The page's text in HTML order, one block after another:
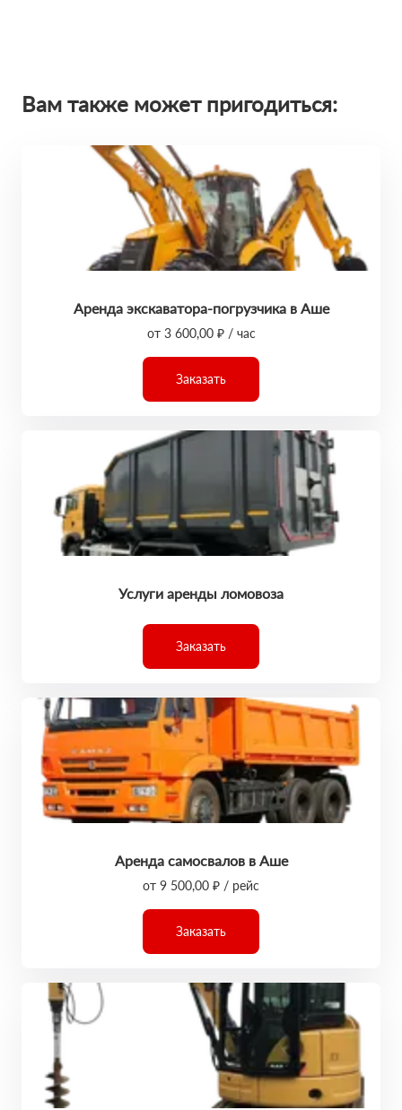
Вам также может пригодиться:
Аренда экскаватора-погрузчика в Аше
от 3 600,00 ₽ / час
Заказать
Услуги аренды ломовоза
Заказать
Аренда самосвалов в Аше
от 9 500,00 ₽ / рейс
Заказать